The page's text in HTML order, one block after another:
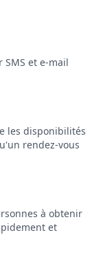
SMS et e-mail
les disponibilités
rendez-vous
à obtenir
et